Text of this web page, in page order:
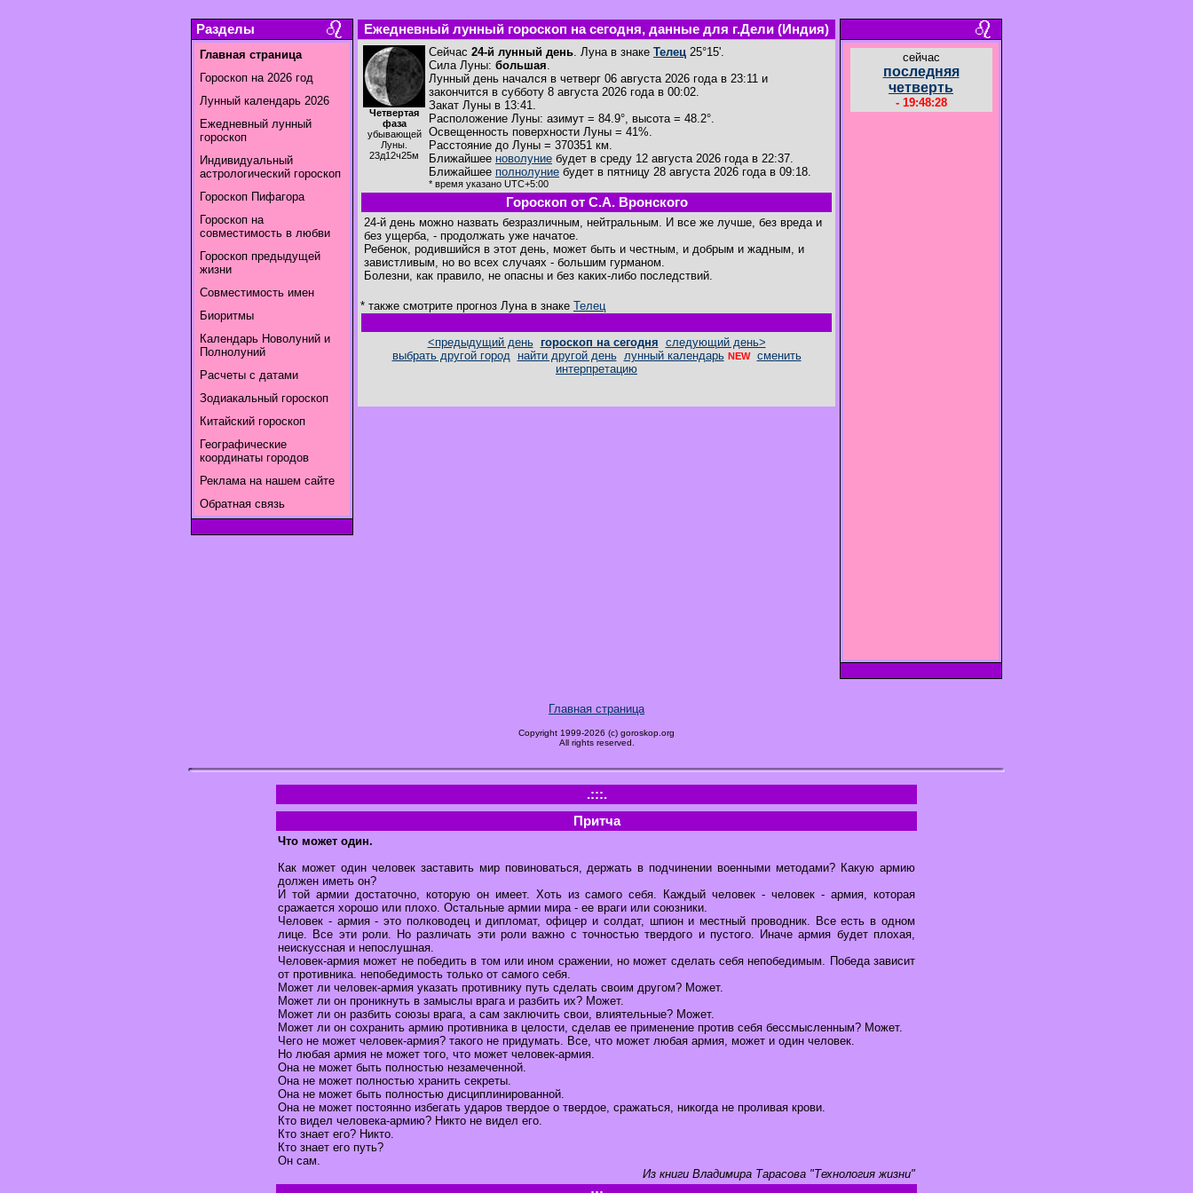
Разделы
Главная страница
Гороскоп на 2026 год
Лунный календарь 2026
Ежедневный лунный
гороскоп
Индивидуальный
астрологический гороскоп
Гороскоп Пифагора
Гороскоп на
совместимость в любви
Гороскоп предыдущей
жизни
Совместимость имен
Биоритмы
Календарь Новолуний и
Полнолуний
Расчеты с датами
Зодиакальный гороскоп
Китайский гороскоп
Географические
координаты городов
Реклама на нашем сайте
Обратная связь
Ежедневный лунный гороскоп на сегодня, данные для г.Дели (Индия)
Четвертая
фаза
убывающей
Луны.
23д12ч25м
Сейчас 24-й лунный день. Луна в знаке Телец 25°15'.
Сила Луны: большая.
Лунный день начался в четверг 06 августа 2026 года в 23:11 и
закончится в субботу 8 августа 2026 года в 00:02.
Закат Луны в 13:41.
Расположение Луны: азимут = 84.9°, высота = 48.2°.
Освещенность поверхности Луны = 41%.
Расстояние до Луны = 370351 км.
Ближайшее новолуние будет в среду 12 августа 2026 года в 22:37.
Ближайшее полнолуние будет в пятницу 28 августа 2026 года в 09:18.
* время указано UTC+5:00
Гороскоп от С.А. Вронского
24-й день можно назвать безразличным, нейтральным. И все же лучше, без вреда и
без ущерба, - продолжать уже начатое.
Ребенок, родившийся в этот день, может быть и честным, и добрым и жадным, и
завистливым, но во всех случаях - большим гурманом.
Болезни, как правило, не опасны и без каких-либо последствий.
* также смотрите прогноз Луна в знаке Телец
<предыдущий день гороскоп на сегодня следующий день>
выбрать другой город
найти другой день лунный календарь NEW
сменить
интерпретацию
cейчас
последняя
четверть
- 19:48:28
Главная страница
Copyright 1999-2026 (c) goroskop.org
All rights reserved.
.:::.
Притча
Что может один.
Как может один человек заставить мир повиноваться, держать в подчинении военными методами? Какую армию
должен иметь он?
И той армии достаточно, которую он имеет. Хоть из самого себя. Каждый человек - человек - армия, которая
сражается хорошо или плохо. Остальные армии мира - ее враги или союзники.
Человек - армия - это полководец и дипломат, офицер и солдат, шпион и местный проводник. Все есть в одном
лице. Все эти роли. Но различать эти роли важно с точностью твердого и пустого. Иначе армия будет плохая,
неискуссная и непослушная.
Человек-армия может не победить в том или ином сражении, но может сделать себя непобедимым. Победа зависит
от противника. непобедимость только от самого себя.
Может ли человек-армия указать противнику путь сделать своим другом? Может.
Может ли он проникнуть в замыслы врага и разбить их? Может.
Может ли он разбить союзы врага, а сам заключить свои, влиятельные? Может.
Может ли он сохранить армию противника в целости, сделав ее применение против себя бессмысленным? Может.
Чего не может человек-армия? такого не придумать. Все, что может любая армия, может и один человек.
Но любая армия не может того, что может человек-армия.
Она не может быть полностью незамеченной.
Она не может полностью хранить секреты.
Она не может быть полностью дисциплинированной.
Она не может постоянно избегать ударов твердое о твердое, сражаться, никогда не проливая крови.
Кто видел человека-армию? Никто не видел его.
Кто знает его? Никто.
Кто знает его путь?
Он сам.
Из книги Владимира Тарасова "Технология жизни"